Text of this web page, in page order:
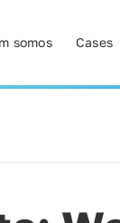
somos Cases